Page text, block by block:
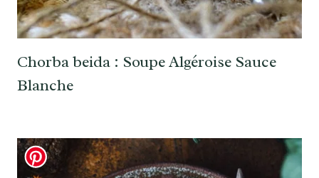
Chorba beida : Soupe Algéroise Sauce
Blanche